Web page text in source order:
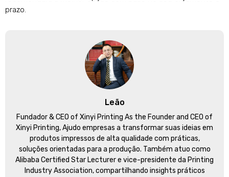
prazo.
Leão
Fundador &CEO of Xinyi Printing As the Founder and CEO of
Xinyi Printing, Ajudo empresas a transformar suas ideias em
produtos impressos de alta qualidade com práticas,
soluções orientadas para a produção. Também atuo como
Alibaba Certified Star Lecturer e vice-presidente da Printing
Industry Association, compartilhando insights práticos